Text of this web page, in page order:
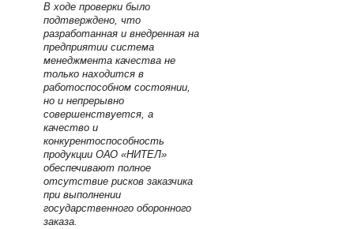
В ходе проверки было
подтверждено, что
разработанная и внедренная на
предприятии система
менеджмента качества не
только находится в
работоспособном состоянии,
но и непрерывно
совершенствуется, а
качество и
конкурентоспособность
продукции ОАО «НИТЕЛ»
обеспечивают полное
отсутствие рисков заказчика
при выполнении
государственного оборонного
заказа.